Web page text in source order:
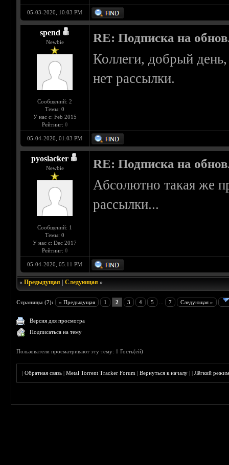
05-03-2020, 10:03 PM
spend
Newbie
Сообщений: 2
Темы: 0
У нас с: Feb 2015
Рейтинг: 0
RE: Подписка на
Коллеги, добрый
нет рассылки.
05-04-2020, 01:03 PM
pyoslacker
Newbie
Сообщений: 1
Темы: 0
У нас с: Dec 2017
Рейтинг: 0
RE: Подписка на
Абсолютно такая же
рассылки...
05-04-2020, 05:11 PM
«Предыдущая |Следующая »
Страницы (7): « Предыдущая 1 2 3 4 5 7 Следующая »
Версия для просмотра
Подписаться на тему
Пользователи просматривают эту тему: 1 Гость(ей)
|Обратная связь |Metal Torrent Tracker Forum |Вернуться к началу ||Лёгкий